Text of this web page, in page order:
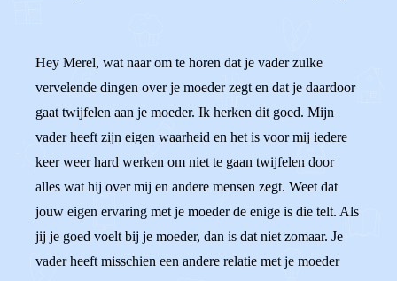
Hey Merel, wat naar om te horen dat je vader zulke
vervelende dingen over je moeder zegt en dat je daardoor
gaat twijfelen aan je moeder. Ik herken dit goed. Mijn
vader heeft zijn eigen waarheid en het is voor mij iedere
keer weer hard werken om niet te gaan twijfelen door
alles wat hij over mij en andere mensen zegt. Weet dat
jouw eigen ervaring met je moeder de enige is die telt. Als
jij je goed voelt bij je moeder, dan is dat niet zomaar. Je
vader heeft misschien een andere relatie met je moeder